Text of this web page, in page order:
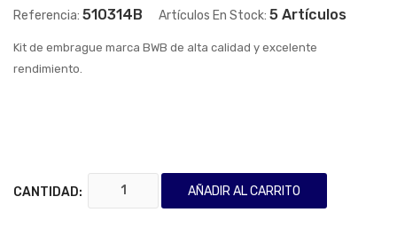
Referencia: 510314B Artículos En Stock: 5 Artículos
Kit de embrague marca BWB de alta calidad y excelente
rendimiento.
CANTIDAD: AÑADIR AL CARRITO